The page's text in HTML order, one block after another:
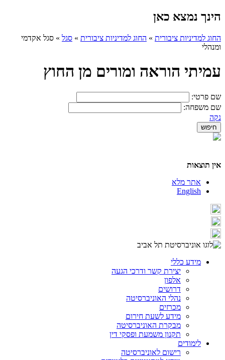
הינך נמצא כאן
החוג למדיניות ציבורית » החוג למדיניות ציבורית » סגל » סגל אקדמי
ומנהלי
עמיתי הוראה ומורים מן החוץ
שם פרטי:
שם משפחה:
נקה
אין תוצאות
אתר מלא
English
מידע כללי
יצירת קשר ודרכי הגעה
אלפון
דרושים
נהלי האוניברסיטה
מכרזים
מידע לשעת חירום
מבקרת האוניברסיטה
תקנון משמעת ופסקי דין
לימודים
רישום לאוניברסיטה